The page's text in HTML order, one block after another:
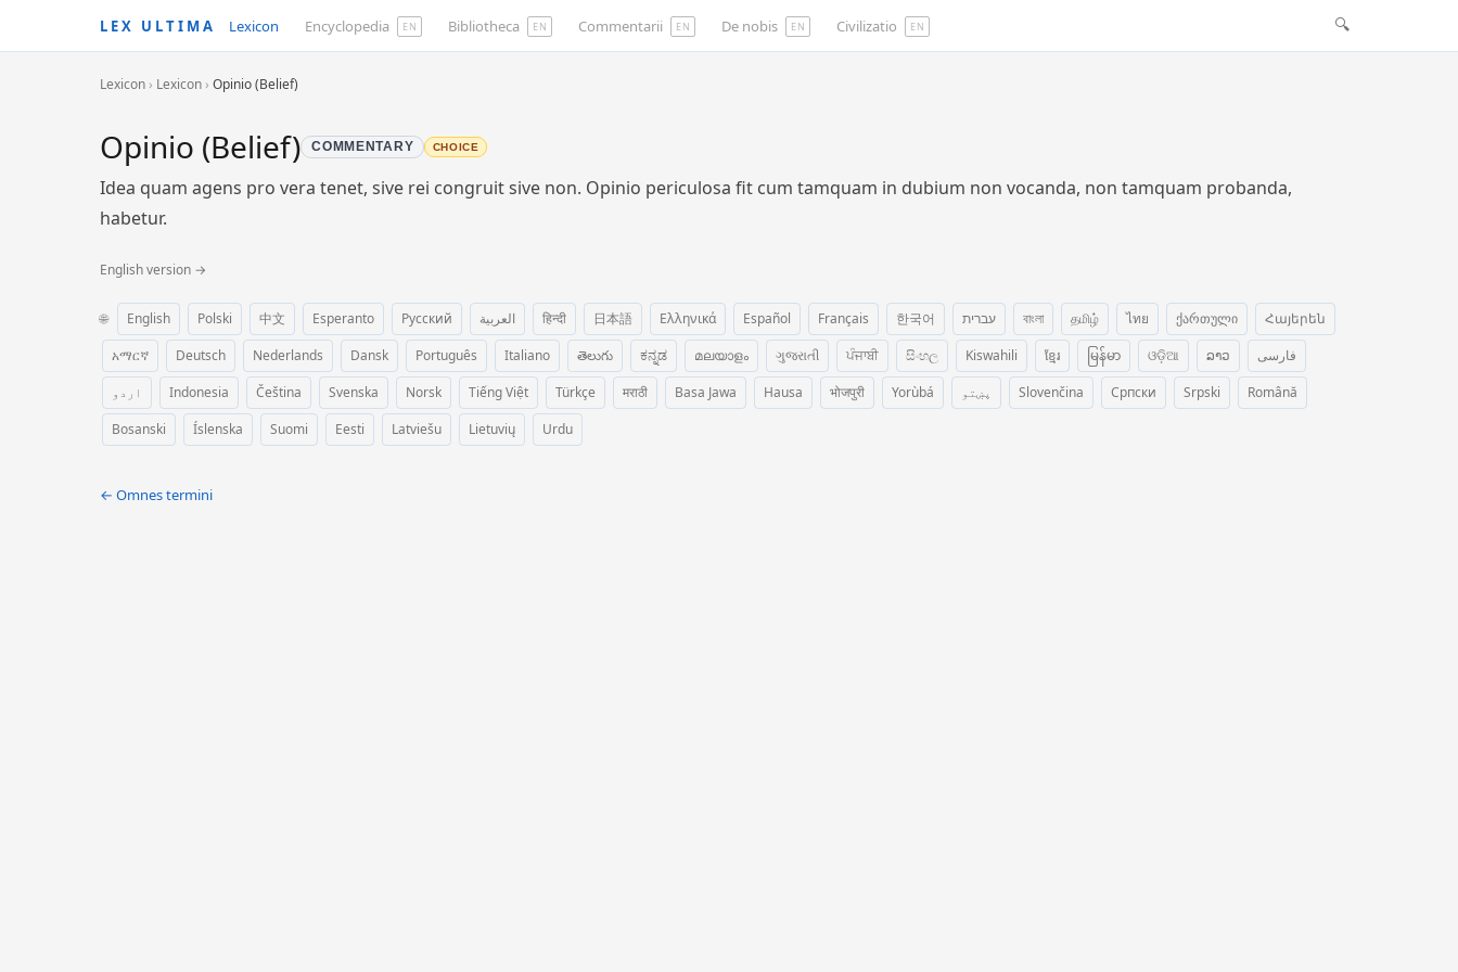
LEX ULTIMA Lexicon Encyclopedia EN Bibliotheca EN Commentarii EN De nobis EN Civilizatio EN 🔍
Lexicon › Lexicon › Opinio (Belief)
Opinio (Belief) COMMENTARY CHOICE
Idea quam agens pro vera tenet, sive rei congruit sive non. Opinio periculosa fit cum tamquam in dubium non vocanda, non tamquam probanda,
habetur.
English version →
🌐 English Polski 中文 Esperanto Русский العربية हिन्दी 日本語 Ελληνικά Español Français 한국어 עברית বাংলা தமிழ் ไทย ქართული
Հայերեն
አማርኛ
Deutsch Nederlands Dansk Português Italiano తెలుగు ಕನ್ನಡ മലയാളം ગુજરાતી ਪੰਜਾਬੀ සිංහල Kiswahili ខ្មែរ မြန်မာ ଓଡ଼ିଆ ລາວ
فارسی
اردو
Indonesia Čeština Svenska Norsk Tiếng Việt Türkçe मराठी Basa Jawa Hausa भोजपुरी Yorùbá پښتو Slovenčina Српски Srpski
Română
Bosanski
Íslenska Suomi Eesti Latviešu Lietuvių Urdu
← Omnes termini